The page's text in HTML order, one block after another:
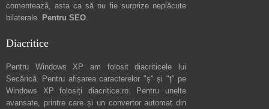
comentează , asta ca să nu fie surprize neplăcute
bilaterale. Pentru SEO
Diacritice
Pentru Windows XP am folosit diacriticele lui
Secărică . Pentru afișarea caracterelor "ș" și "ț" pe
Windows XP folosiți diacritice.ro. Pentru unelte
avansate, printre care și un convertor automat din